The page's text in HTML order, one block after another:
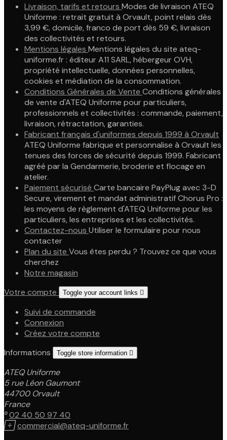
Livraison, tarifs et retours Modes de livraison ATEQ
Uniforme : retrait gratuit à Orvault, point relais dès
3,99 €, domicile, franco de port dès 59 €, livraison
des collectivités et retours.
Mentions légales Mentions légales du site ateq-
uniforme.fr : éditeur A11 SARL, hébergeur OVH,
propriété intellectuelle, données personnelles,
cookies et médiation de la consommation.
Conditions Générales de Vente Conditions générales
de vente d'ATEQ Uniforme pour particuliers,
professionnels et collectivités : commande, paiement,
livraison, rétractation, garanties.
Fabricant français d'uniformes depuis 1999 à Orvault
ATEQ Uniforme fabrique et personnalise à Orvault les
tenues des forces de sécurité depuis 1999. Fabricant
agréé par la Gendarmerie, broderie et flocage en
atelier.
Paiement sécurisé Carte bancaire PayPlug avec 3-D
Secure, virement et mandat administratif Chorus Pro :
les moyens de règlement d'ATEQ Uniforme pour les
particuliers, les entreprises et les collectivités.
Contactez-nous Utiliser le formulaire pour nous
contacter
Plan du site Vous êtes perdu ? Trouvez ce que vous
cherchez
Notre magasin
Votre compte
Toggle your account links 
Suivi de commande
Connexion
Créez votre compte
Informations
Toggle store information 
ATEQ Uniforme
5 rue Léon Gaumont
44700 Orvault
France
02 40 50 97 40
commercial@ateq-uniforme.fr